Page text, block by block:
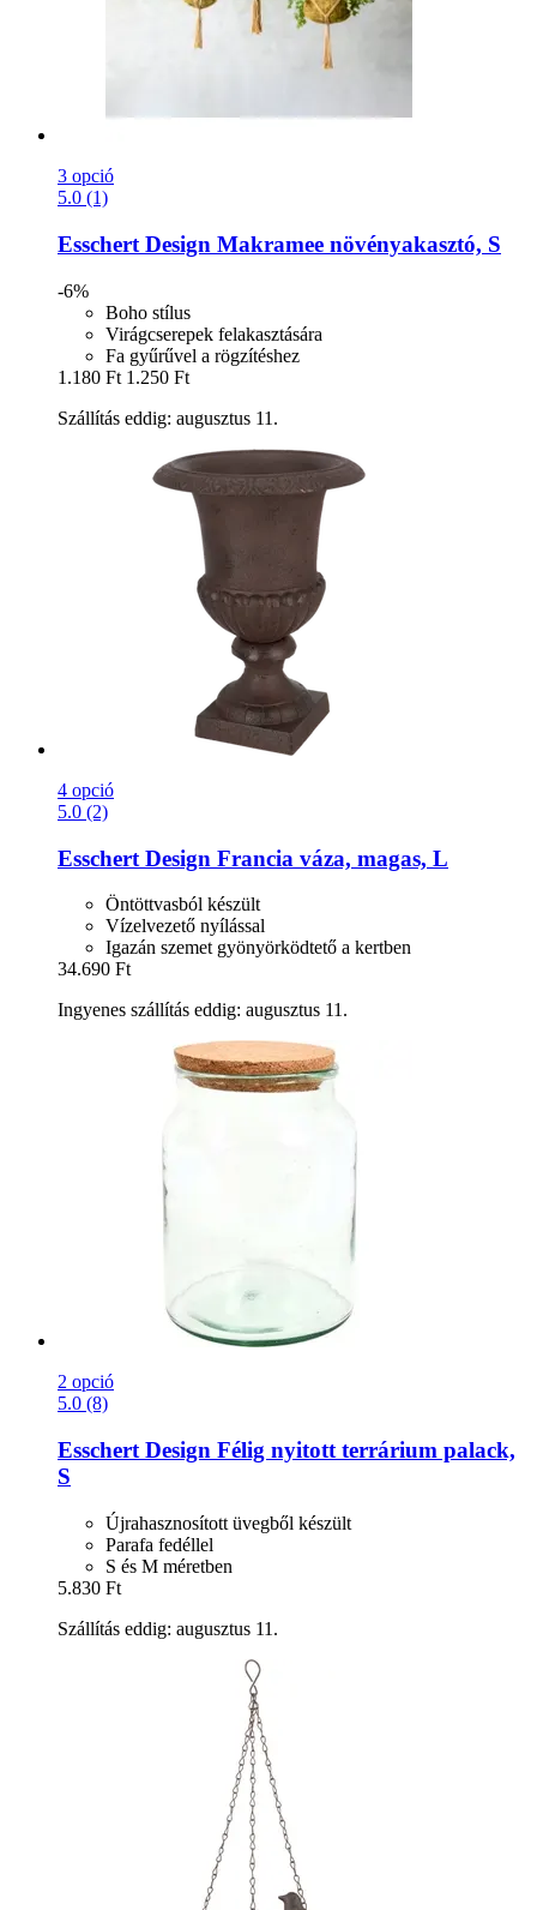
3 opció
5.0 (1)
Esschert Design Makramee növényakasztó, S
-6%
Boho stílus
Virágcserepek felakasztására
Fa gyűrűvel a rögzítéshez
1.180 Ft 1.250 Ft
Szállítás eddig: augusztus 11.
4 opció
5.0 (2)
Esschert Design Francia váza, magas, L
Öntöttvasból készült
Vízelvezető nyílással
Igazán szemet gyönyörködtető a kertben
34.690 Ft
Ingyenes szállítás eddig: augusztus 11.
2 opció
5.0 (8)
Esschert Design Félig nyitott terrárium palack,
S
Újrahasznosított üvegből készült
Parafa fedéllel
S és M méretben
5.830 Ft
Szállítás eddig: augusztus 11.